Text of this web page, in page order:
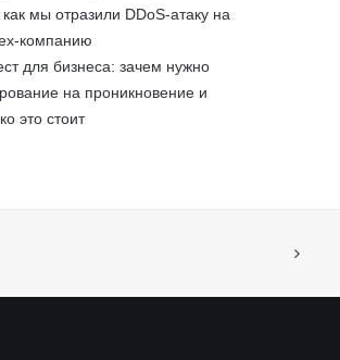
мы отразили DDoS-атаку на
компанию
для бизнеса: зачем нужно
на проникновение и
это стоит